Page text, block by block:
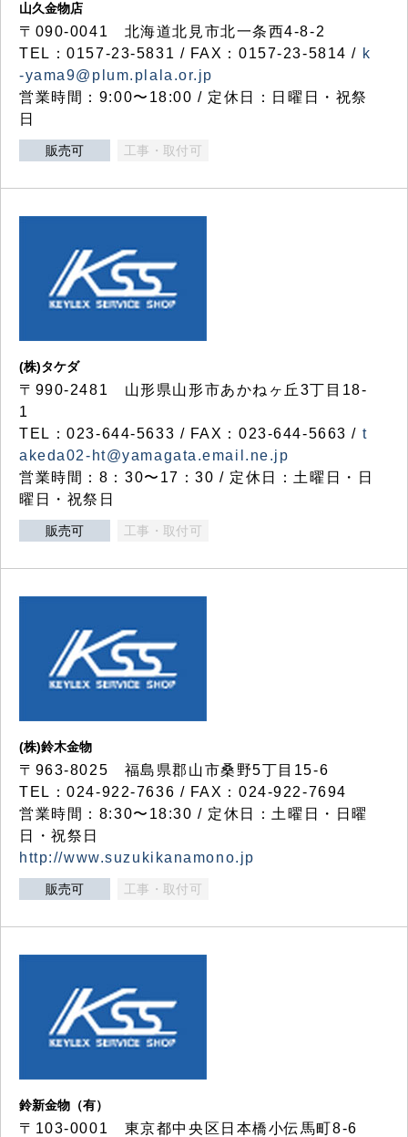
山久金物店
〒090-0041 北海道北見市北一条西4-8-2
TEL：0157-23-5831 / FAX：0157-23-5814 / k
-yama9@plum.plala.or.jp
営業時間：9:00〜18:00 / 定休日：日曜日・祝祭
日
販売可 工事・取付可
(株)タケダ
〒990-2481 山形県山形市あかねヶ丘3丁目18-
1
TEL：023-644-5633 / FAX：023-644-5663 / t
akeda02-ht@yamagata.email.ne.jp
営業時間：8：30〜17：30 / 定休日：土曜日・日
曜日・祝祭日
販売可 工事・取付可
(株)鈴木金物
〒963-8025 福島県郡山市桑野5丁目15-6
TEL：024-922-7636 / FAX：024-922-7694
営業時間：8:30〜18:30 / 定休日：土曜日・日曜
日・祝祭日
http://www.suzukikanamono.jp
販売可 工事・取付可
鈴新金物（有）
〒103-0001 東京都中央区日本橋小伝馬町8-6